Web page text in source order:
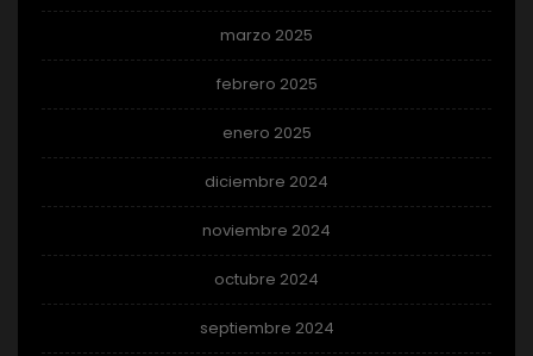
marzo 2025
febrero 2025
enero 2025
diciembre 2024
noviembre 2024
octubre 2024
septiembre 2024